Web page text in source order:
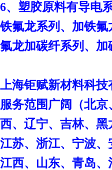
6、塑胶原料有导电
铁氟龙系列、加铁
氟龙加碳纤系列、加
上海钜赋新材料科技
服务范围广阔（北
西、辽宁、吉林、黑
江苏、浙江、宁波、
江西、山东、青岛、